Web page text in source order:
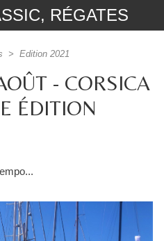
RÉGATES
> Edition 2021
- CORSICA
ÉDITION